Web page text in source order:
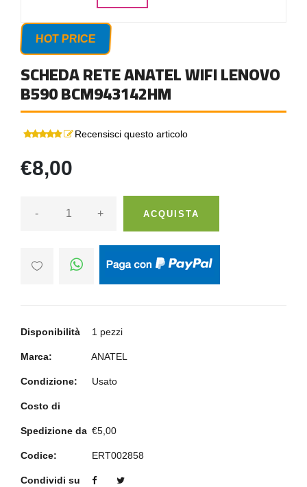
HOT PRICE
SCHEDA RETE ANATEL WIFI LENOVO
B590 BCM943142HM
Recensisci questo articolo
€8,00
- + ACQUISTA
Disponibilità 1 pezzi
Marca: ANATEL
Condizione: Usato
Costo di
Spedizione da €5,00
Codice: ERT002858
Condividi su